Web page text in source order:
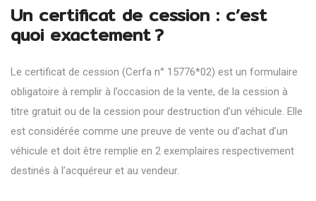
Un certificat de cession : c’est
quoi exactement ?
Le certificat de cession (Cerfa n° 15776*02) est un formulaire
obligatoire à remplir à l’occasion de la vente, de la cession à
titre gratuit ou de la cession pour destruction d’un véhicule. Elle
est considérée comme une preuve de vente ou d’achat d’un
véhicule et doit être remplie en 2 exemplaires respectivement
destinés à l’acquéreur et au vendeur.